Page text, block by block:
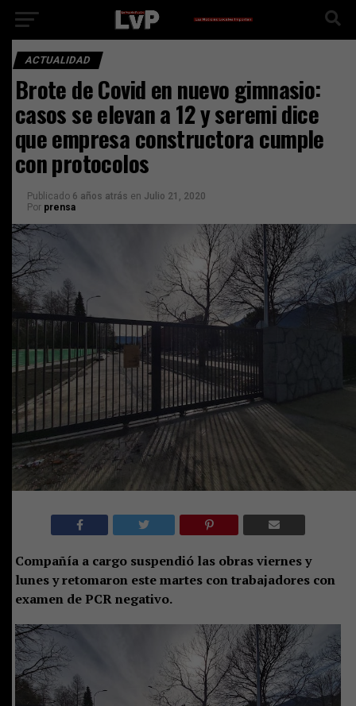
ACTUALIDAD
Brote de Covid en nuevo gimnasio:
casos se elevan a 12 y seremi dice
que empresa constructora cumple
con protocolos
Publicado 6 años atrás en Julio 21, 2020
Por prensa
Compañía a cargo suspendió las obras viernes y
lunes y retomaron este martes con trabajadores con
examen de PCR negativo.